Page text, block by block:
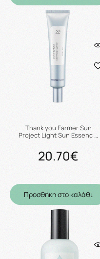
Thank you Farmer Sun
Project Light Sun Essenc …
20.70€
Προσθήκη στο καλάθι